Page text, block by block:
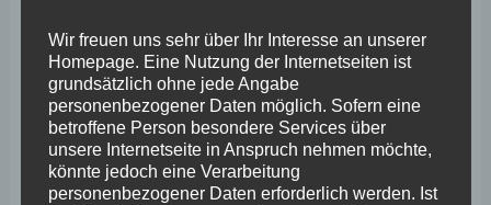
Dezember 2025
November 2025
Oktober 2025
September 2025
Wir freuen uns sehr über Ihr Interesse an unserer
Homepage. Eine Nutzung der Internetseiten ist
grundsätzlich ohne jede Angabe
personenbezogener Daten möglich. Sofern eine
betroffene Person besondere Services über
unsere Internetseite in Anspruch nehmen möchte,
könnte jedoch eine Verarbeitung
personenbezogener Daten erforderlich werden. Ist